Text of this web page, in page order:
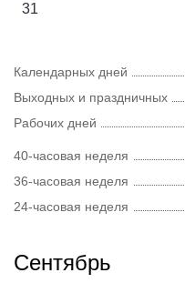
31
Календарных дней
Выходных и праздничных
Рабочих дней
40-часовая неделя
36-часовая неделя
24-часовая неделя
Сентябрь